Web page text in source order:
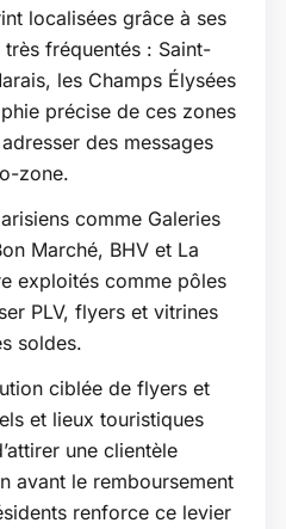
localisées grâce à ses
fréquentés : Saint-
les Champs Élysées
précise de ces zones
des messages
zone.
comme Galeries
Marché, BHV et La
exploités comme pôles
PLV, flyers et vitrines
soldes.
ciblée de flyers et
et lieux touristiques
une clientèle
avant le remboursement
renforce ce levier